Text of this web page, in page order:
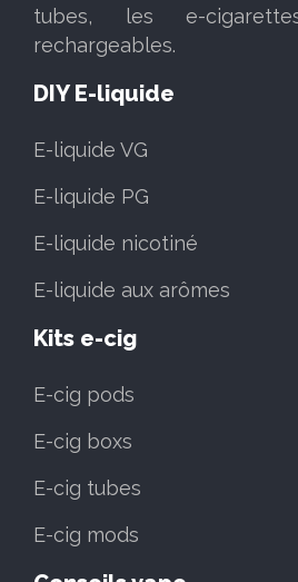
tubes, les e-
rechargeables.
DIY E-liquide
E-liquide VG
E-liquide PG
E-liquide nicotiné
E-liquide aux arômes
Kits e-cig
E-cig pods
E-cig boxs
E-cig tubes
E-cig mods